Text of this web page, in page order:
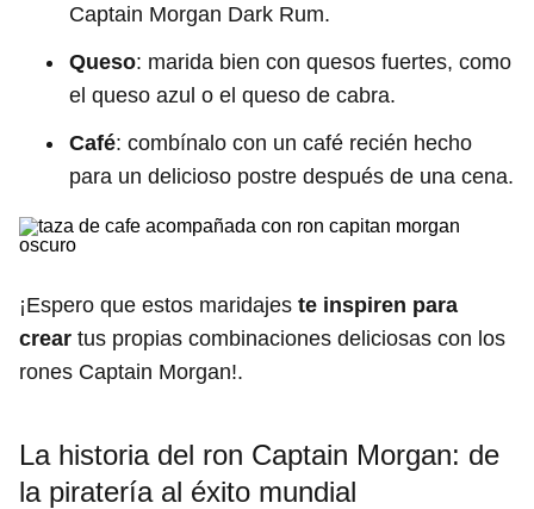
Captain Morgan Dark Rum.
Queso: marida bien con quesos fuertes, como
el queso azul o el queso de cabra.
Café: combínalo con un café recién hecho
para un delicioso postre después de una cena.
¡Espero que estos maridajes te inspiren para
crear tus propias combinaciones deliciosas con los
rones Captain Morgan!.
La historia del ron Captain Morgan: de
la piratería al éxito mundial